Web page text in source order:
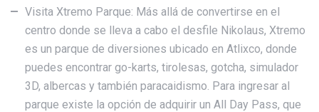
Visita Xtremo Parque: Más allá de convertirse en el
centro donde se lleva a cabo el desfile Nikolaus, Xtremo
es un parque de diversiones ubicado en Atlixco, donde
puedes encontrar go-karts, tirolesas, gotcha, simulador
3D, albercas y también paracaidismo. Para ingresar al
parque existe la opción de adquirir un All Day Pass, que